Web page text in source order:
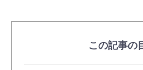
この記事の